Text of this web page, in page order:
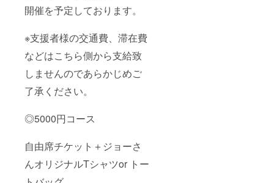
開催を予定しております。
※支援者様の交通費、滞在費
などはこちら側から支給致
しませんのであらかじめご
了承ください。
◎5000円コース
自由席チケット＋ジョーさ
んオリジナルTシャツor トー